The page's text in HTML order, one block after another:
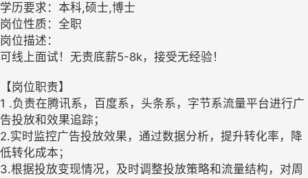
学历要求：本科,硕士,博士
岗位性质：全职
岗位描述：
可线上面试！无责底薪5-8k，接受无经验！
【岗位职责】
1 .负责在腾讯系，百度系，头条系，字节系流量平台进行广
告投放和效果追踪；
2.实时监控广告投放效果，通过数据分析，提升转化率，降
低转化成本；
3.根据投放变现情况，及时调整投放策略和流量结构，对周